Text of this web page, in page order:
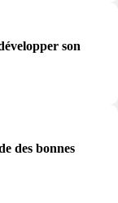
son
des bonnes